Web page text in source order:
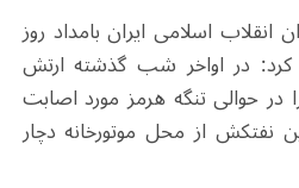
انقلاب اسلامی ایران بامداد روز
کرد: در اواخر شب گذشته ارتش
در حوالی تنگه هرمز مورد اصابت
نفتکش از محل موتورخانه دچار